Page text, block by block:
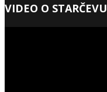
VIDEO O STARČEVU